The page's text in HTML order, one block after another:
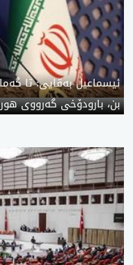
ئیسماعیل بەقایی: تا
بن، بارودۆخی گەرووی